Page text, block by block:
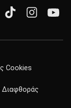
Cookies
Διαφθοράς